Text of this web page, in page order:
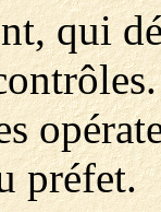
qui
préfet.